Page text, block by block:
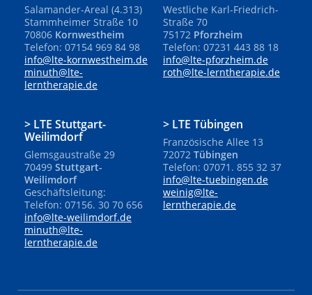
Salamander-Areal (4.313)
Stammheimer Straße 10
70806 Kornwestheim
Telefon: 07154 969 84 98
info@lte-kornwestheim.de
minuth@lte-
lerntherapie.de
Westliche Karl-Friedrich-
Straße 70
75172 Pforzheim
Telefon: 07231 443 88 18
info@lte-pforzheim.de
roth@lte-lerntherapie.de
LTE Stuttgart-
Weilimdorf
Glemsgaustraße 29
70499 Stuttgart-
Weilimdorf
Geschäftsleitung:
Telefon: 07156. 30 70 656
info@lte-weilimdorf.de
minuth@lte-
lerntherapie.de
LTE Tübingen
Französische Allee 13
72072 Tübingen
Telefon: 07071. 855 32 37
info@lte-tuebingen.de
weinig@lte-
lerntherapie.de